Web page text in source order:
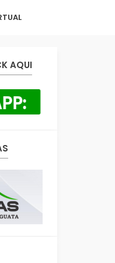
AQUI